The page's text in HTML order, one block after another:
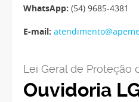
WhatsApp: (54) 9685-4381
E-mail:
Lei Geral de Proteção
Ouvidoria